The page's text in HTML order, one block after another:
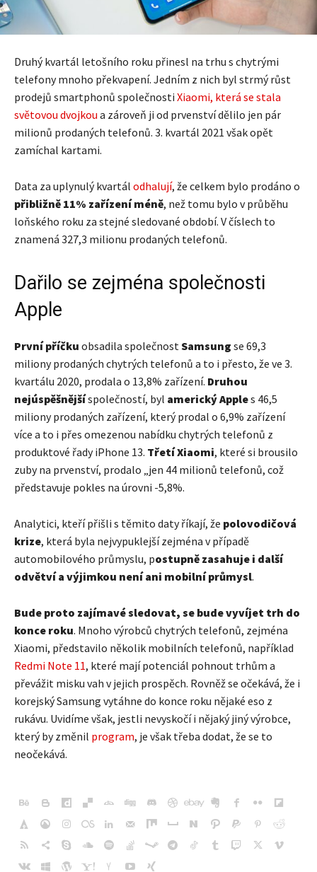
Druhý kvartál letošního roku přinesl na trhu s chytrými
telefony mnoho překvapení. Jedním z nich byl strmý růst
prodejů smartphonů společnosti Xiaomi, která se stala
světovou dvojkou a zároveň ji od prvenství dělilo jen pár
milionů prodaných telefonů. 3. kvartál 2021 však opět
zamíchal kartami.
Data za uplynulý kvartál odhalují, že celkem bylo prodáno o
přibližně 11% zařízení méně, než tomu bylo v průběhu
loňského roku za stejné sledované období. V číslech to
znamená 327,3 milionu prodaných telefonů.
Dařilo se zejména společnosti
Apple
První příčku obsadila společnostSamsung se 69,3
miliony prodaných chytrých telefonů a to i přesto, že ve 3.
kvartálu 2020, prodala o 13,8% zařízení. Druhou
nejúspěšnějšíspolečností, byl americký Apples 46,5
miliony prodaných zařízení, který prodal o 6,9% zařízení
více a to i přes omezenou nabídku chytrých telefonů z
produktové řady iPhone 13. Třetí Xiaomi, které si brousilo
zuby na prvenství, prodalo „jen 44 milionů telefonů, což
představuje pokles na úrovni -5,8%.
Analytici, kteří přišli s těmito daty říkají, že polovodičová
krize, která byla nejvypuklejší zejména v případě
automobilového průmyslu, postupně zasahuje i další
odvětví a výjimkou není ani mobilní průmysl.
Bude proto zajímavé sledovat, se bude vyvíjet trh do
konce roku. Mnoho výrobců chytrých telefonů, zejména
Xiaomi, představilo několik mobilních telefonů, například
Redmi Note 11, které mají potenciál pohnout trhům a
převážit misku vah v jejich prospěch. Rovněž se očekává, že i
korejský Samsung vytáhne do konce roku nějaké eso z
rukávu. Uvidíme však, jestli nevyskočí i nějaký jiný výrobce,
který by změnil program, je však třeba dodat, že se to
neočekává.